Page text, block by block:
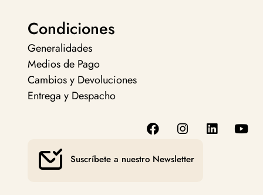
Condiciones
Generalidades
Medios de Pago
Cambios y Devoluciones
Entrega y Despacho
Suscríbete a nuestro Newsletter